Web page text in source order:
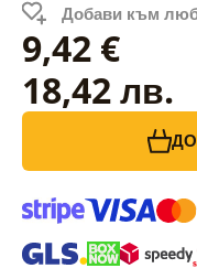
Добави към
9,42 €
18,42 лв.